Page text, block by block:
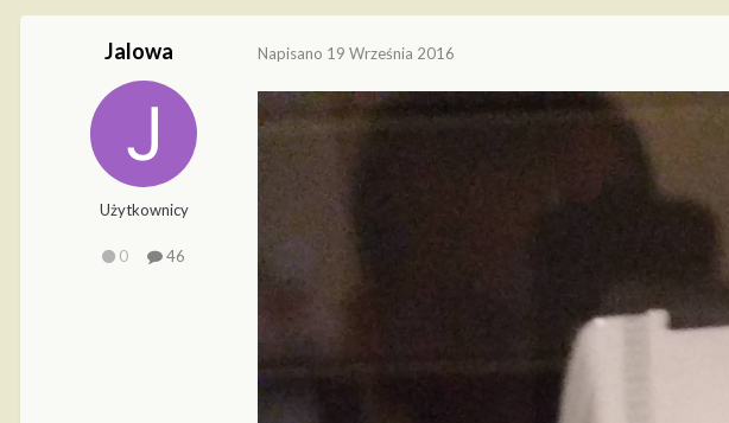
Jalowa
Użytkownicy
0 46
Napisano 19 Września 2016